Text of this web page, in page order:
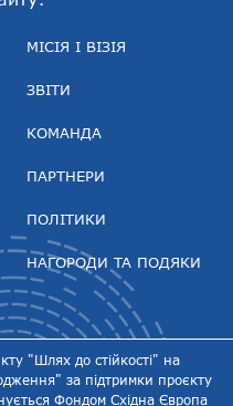
МІСІЯ І ВІЗІЯ
ЗВІТИ
КОМАНДА
ПАРТНЕРИ
ПОЛІТИКИ
НАГОРОДИ ТА ПОДЯКИ
"Шлях до стійкості" на
за підтримки проєкту
Фондом Східна Європа